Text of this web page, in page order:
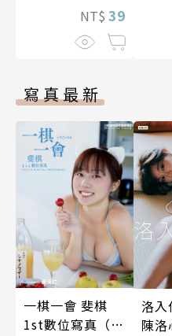
NT$ 39
漓
寫真最新
一棋一會 斐棋
1st數位寫真（含
洛入
陳洛